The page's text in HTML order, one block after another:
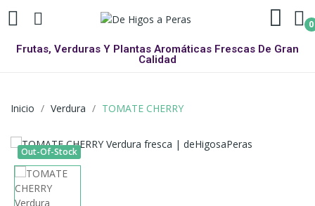
0
Frutas, Verduras Y Plantas Aromáticas Frescas De Gran
Calidad
Inicio Verdura TOMATE CHERRY
Out-Of-Stock